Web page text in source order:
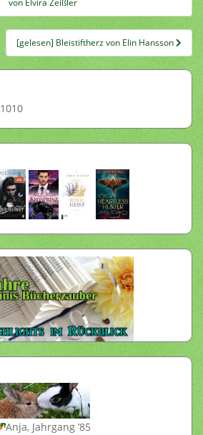
von Elvira Zeißler
[gelesen] Bleistiftherz von Elin Hansson
1010
Anja, Jahrgang ’85